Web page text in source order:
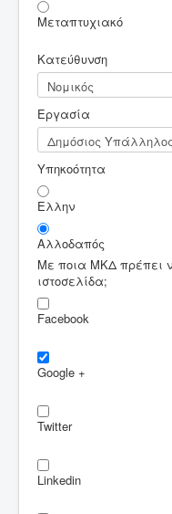
Μεταπτυχιακό
Κατεύθυνση
Εργασία
Υπηκοότητα
Ελλην
Αλλοδαπός
Με ποια ΜΚΔ πρέπει
ιστοσελίδα;
Facebook
Google +
Twitter
Linkedin